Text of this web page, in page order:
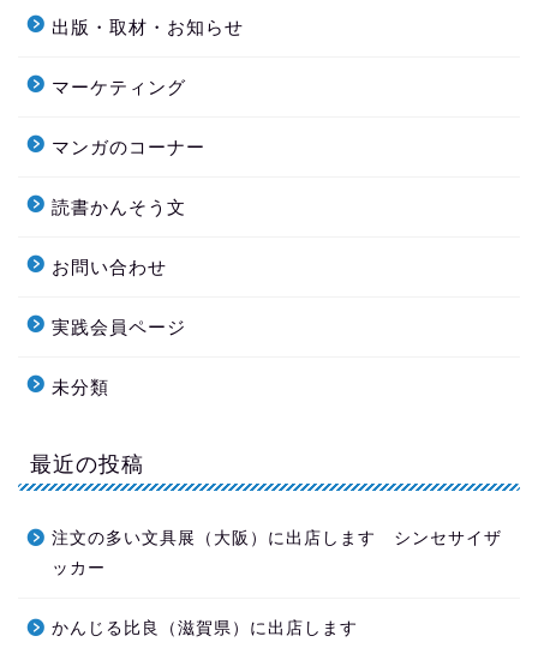
出版・取材・お知らせ
マーケティング
マンガのコーナー
読書かんそう文
お問い合わせ
実践会員ページ
未分類
最近の投稿
注文の多い文具展（大阪）に出店します シンセサイザ
ッカー
かんじる比良（滋賀県）に出店します